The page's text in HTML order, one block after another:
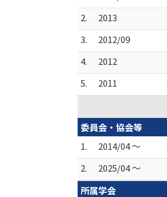
2.
2013
3.
2012/09
4.
2012
5.
2011
委員会・協会等
1.
2014/04 ～
2.
2025/04 ～
所属学会